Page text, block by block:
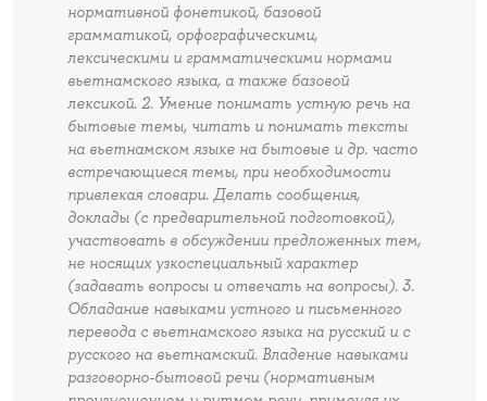
нормативной фонетикой, базовой
грамматикой, орфографическими,
лексическими и грамматическими нормами
вьетнамского языка, а также базовой
лексикой. 2. Умение понимать устную речь на
бытовые темы, читать и понимать тексты
на вьетнамском языке на бытовые и др. часто
встречающиеся темы, при необходимости
привлекая словари. Делать сообщения,
доклады (с предварительной подготовкой),
участвовать в обсуждении предложенных тем,
не носящих узкоспециальный характер
(задавать вопросы и отвечать на вопросы). 3.
Обладание навыками устного и письменного
перевода с вьетнамского языка на русский и с
русского на вьетнамский. Владение навыками
разговорно-бытовой речи (нормативным